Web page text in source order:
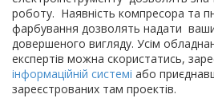
роботу. Наявність компресора та
фарбування дозволять надати
довершеного вигляду. Усім
експертів можна скористатись,
інформаційній системі або
зареєстрованих там проектів.